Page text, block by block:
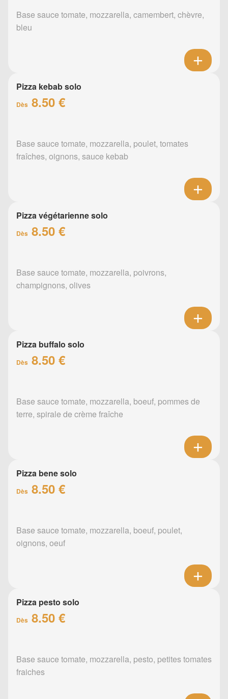
Base sauce tomate, mozzarella, camembert, chèvre,
bleu
Pizza kebab solo
Dès 8.50 €
Base sauce tomate, mozzarella, poulet, tomates
fraîches, oignons, sauce kebab
Pizza végétarienne solo
Dès 8.50 €
Base sauce tomate, mozzarella, poivrons,
champignons, olives
Pizza buffalo solo
Dès 8.50 €
Base sauce tomate, mozzarella, boeuf, pommes de
terre, spirale de crème fraîche
Pizza bene solo
Dès 8.50 €
Base sauce tomate, mozzarella, boeuf, poulet,
oignons, oeuf
Pizza pesto solo
Dès 8.50 €
Base sauce tomate, mozzarella, pesto, petites tomates
fraiches